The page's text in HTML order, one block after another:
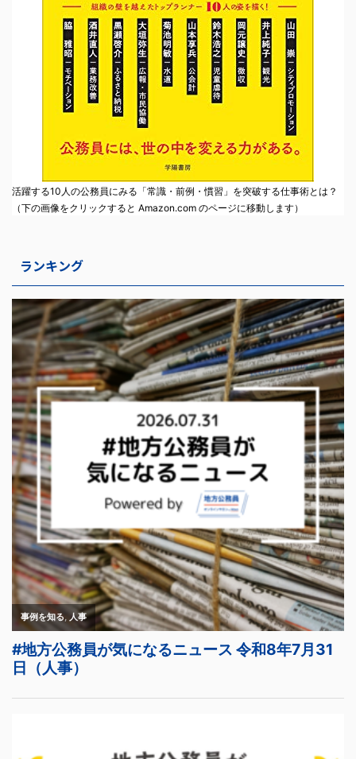
活躍する10人の公務員にみる「常識・前例・慣習」を突破する仕事術とは？
（下の画像をクリックすると Amazon.com のページに移動します）
ランキング